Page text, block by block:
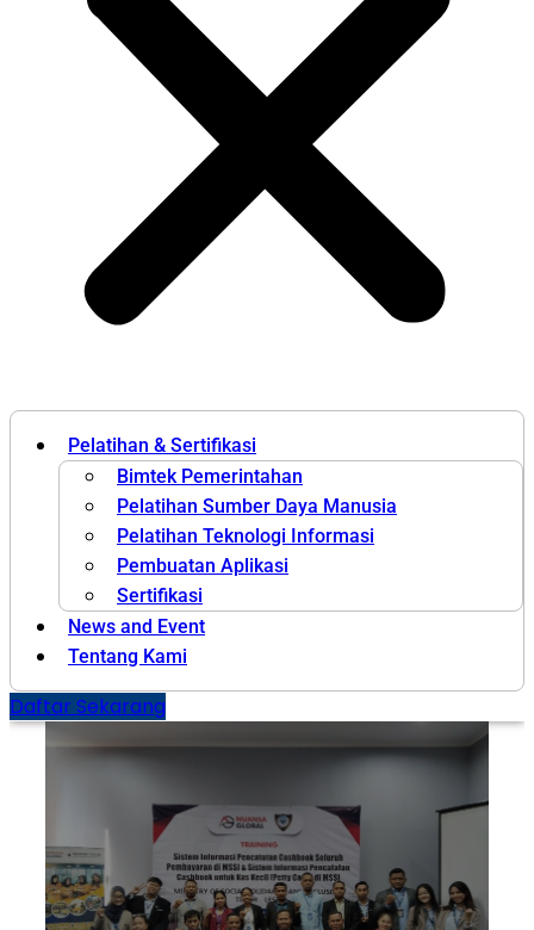
Pelatihan & Sertifikasi
Bimtek Pemerintahan
Pelatihan Sumber Daya Manusia
Pelatihan Teknologi Informasi
Pembuatan Aplikasi
Sertifikasi
News and Event
Tentang Kami
Daftar Sekarang